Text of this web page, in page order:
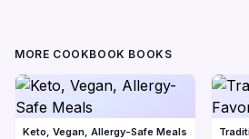
MORE COOKBOOK BOOKS
Keto, Vegan, Allergy-Safe Meals